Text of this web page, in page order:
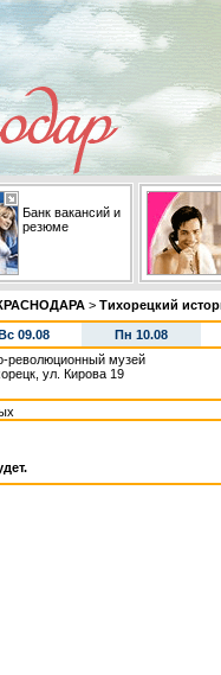
Банк вакансий и
резюме
> Тихорецкий
09.08
Пн 10.08
революционный музей
ул. Кирова 19